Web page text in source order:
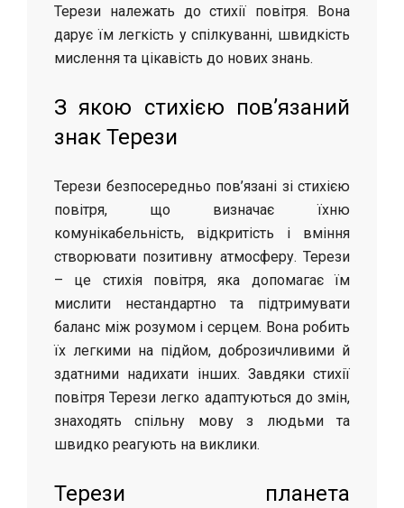
Терези належать до стихії повітря. Вона
дарує їм легкість у спілкуванні, швидкість
мислення та цікавість до нових знань.
З якою стихією пов’язаний
знак Терези
Терези безпосередньо пов’язані зі стихією
повітря, що визначає їхню
комунікабельність, відкритість і вміння
створювати позитивну атмосферу. Терези
– це стихія повітря, яка допомагає їм
мислити нестандартно та підтримувати
баланс між розумом і серцем. Вона робить
їх легкими на підйом, доброзичливими й
здатними надихати інших. Завдяки стихії
повітря Терези легко адаптуються до змін,
знаходять спільну мову з людьми та
швидко реагують на виклики.
Терези планета